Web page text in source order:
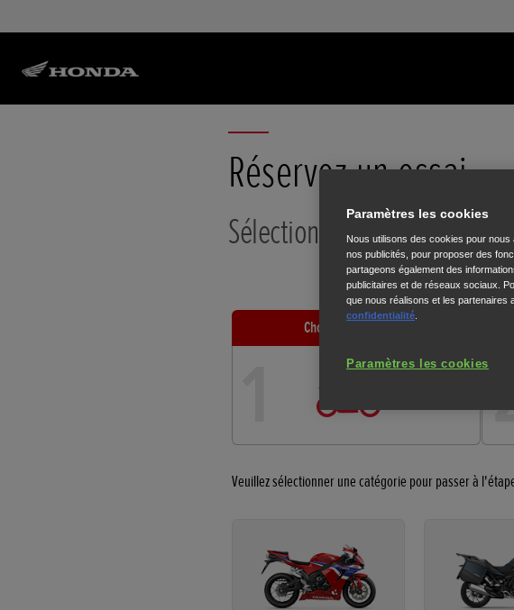
Réservez un essai
Sélectionnez votre modèle
Choix de la
Veuillez sélectionner une catégorie pour passer à
Paramètres les cookies
Nous utilisons des cookies pour
nos publicités, pour proposer des
partageons également des
publicitaires et de réseaux sociaux.
que nous réalisons et les partenaires
confidentialité
Paramètres les cookies